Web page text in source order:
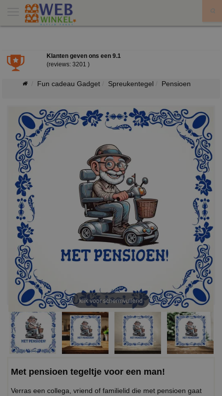
Klanten geven ons een 9.1
(reviews: 3201 )
Fun cadeau Gadget Spreukentegel Pensioen
klik voor schermvullend
Met pensioen tegeltje voor een man!
Verras een collega, vriend of familielid die met pensioen gaat